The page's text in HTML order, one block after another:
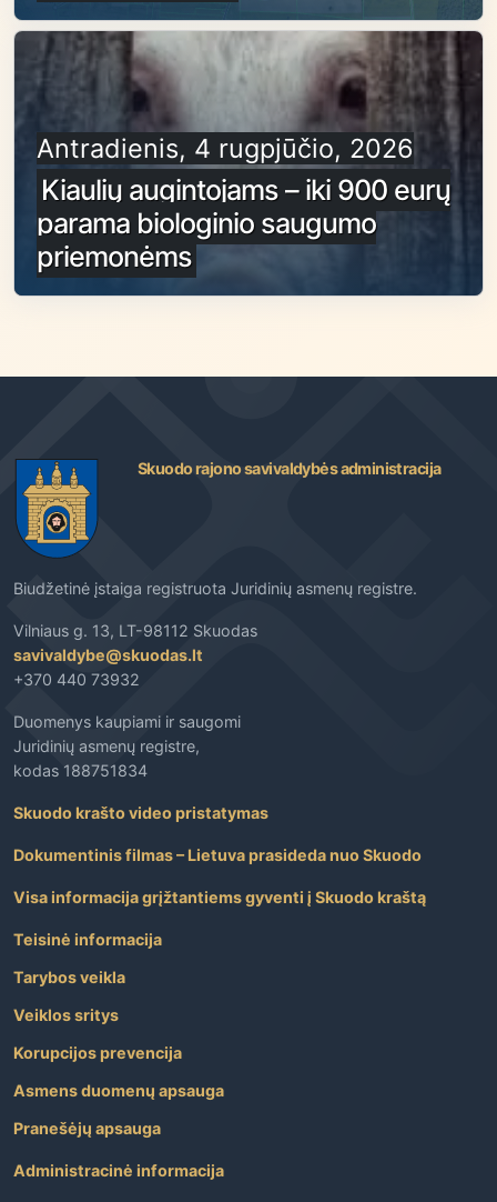
Antradienis, 4 rugpjūčio, 2026
Kiaulių augintojams – iki 900 eurų
parama biologinio saugumo
priemonėms
Skuodo rajono savivaldybės administracija
Biudžetinė įstaiga registruota Juridinių asmenų registre.
Vilniaus g. 13, LT-98112 Skuodas
savivaldybe@skuodas.lt
+370 440 73932
Duomenys kaupiami ir saugomi
Juridinių asmenų registre,
kodas 188751834
Skuodo krašto video pristatymas
Dokumentinis filmas – Lietuva prasideda nuo Skuodo
Visa informacija grįžtantiems gyventi į Skuodo kraštą
Teisinė informacija
Tarybos veikla
Veiklos sritys
Korupcijos prevencija
Asmens duomenų apsauga
Pranešėjų apsauga
Administracinė informacija